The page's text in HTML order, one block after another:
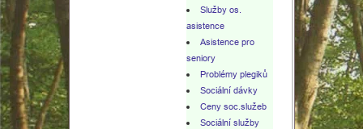
Služby os.
asistence
Asistence pro
seniory
Problémy plegiků
Sociální dávky
Ceny soc.služeb
Sociální služby